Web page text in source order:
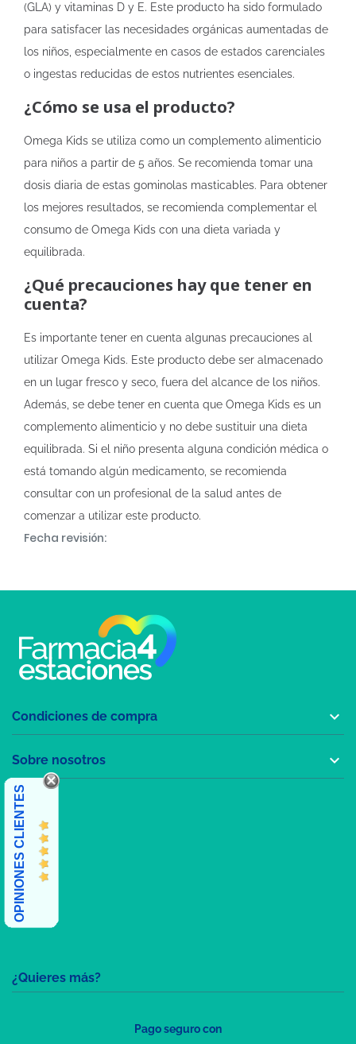
(GLA) y vitaminas D y E. Este producto ha sido formulado
para satisfacer las necesidades orgánicas aumentadas de
los niños, especialmente en casos de estados carenciales
o ingestas reducidas de estos nutrientes esenciales.
¿Cómo se usa el producto?
Omega Kids se utiliza como un complemento alimenticio
para niños a partir de 5 años. Se recomienda tomar una
dosis diaria de estas gominolas masticables. Para obtener
los mejores resultados, se recomienda complementar el
consumo de Omega Kids con una dieta variada y
equilibrada.
¿Qué precauciones hay que tener en
cuenta?
Es importante tener en cuenta algunas precauciones al
utilizar Omega Kids. Este producto debe ser almacenado
en un lugar fresco y seco, fuera del alcance de los niños.
Además, se debe tener en cuenta que Omega Kids es un
complemento alimenticio y no debe sustituir una dieta
equilibrada. Si el niño presenta alguna condición médica o
está tomando algún medicamento, se recomienda
consultar con un profesional de la salud antes de
comenzar a utilizar este producto.
Fecha revisión:
¿Quieres más?
Condiciones de compra 
Sobre nosotros 
OPINIONES CLIENTES
Pago seguro con